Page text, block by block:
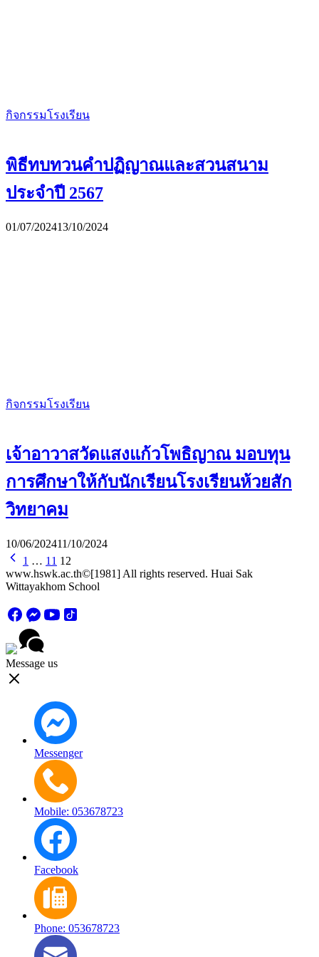
กิจกรรมโรงเรียน
พิธีทบทวนคำปฏิญาณและสวนสนาม
ประจำปี 2567
01/07/202413/10/2024
กิจกรรมโรงเรียน
เจ้าอาวาสวัดแสงแก้วโพธิญาณ มอบทุน
การศึกษาให้กับนักเรียนโรงเรียนห้วยสัก
วิทยาคม
10/06/202411/10/2024
1 … 11 12
www.hswk.ac.th©[1981] All rights reserved. Huai Sak
Wittayakhom School
Message us
Messenger
Mobile: 053678723
Facebook
Phone: 053678723